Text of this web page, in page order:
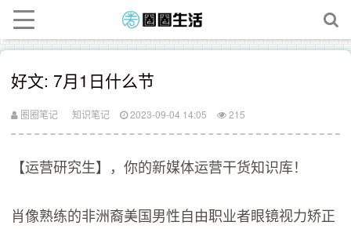
好文: 7月1日什么节
圈圈笔记 知识笔记 2023-09-04 14:05 215
【运营研究生】，你的新媒体运营干货知识库！
肖像熟练的非洲裔美国男性自由职业者眼镜视力矫正